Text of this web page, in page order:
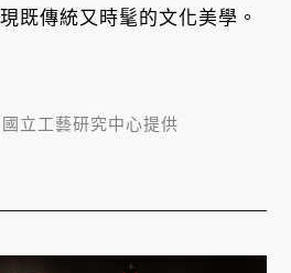
既傳統又時髦的文化美學。
國立工藝研究中心提供